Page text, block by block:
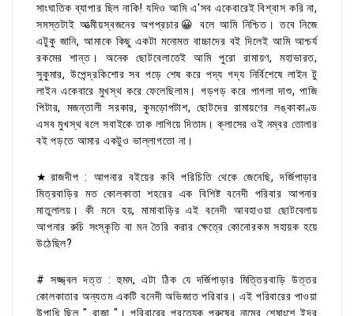
সাংঘাতিক ব্যাপার ছিল নাকি! যদিও আমি এ'সব একেবারেই বিশ্বাস করি না,
সমস্তটাই আত্মীয়স্বজনের অপপ্রচার😀 বলে আমি নিশ্চিত। তবে নিজে
এটুকু জানি, আমাকে কিছু একটা মনোমত বাচ্চাদের বই দিলেই আমি আশ্চর্য
রকমের শান্ত। অনেক ছোটবেলাতেই আমি পুরো রামায়ণ, মহাভারত,
সুকুমার, উপেন্দ্রকিশোর সব পড়ে শেষ করে পদ্য গদ্য নির্বিশেষে লাইন টু
লাইন একেবারে মুখস্থ করে ফেলেছিলাম। গড়গড় করে পাগলা দাশু, পাজি
পিটার, মজন্তালী সরকার, কুমড়োপটাশ, ছোটদের রামায়ণের লঙ্কাকাণ্ড
এসব মুখস্থ বলে সবাইকে তাক লাগিয়ে দিতাম। ক্লাসের ওই নম্বর তোলার
বই পড়তে আমার একটুও ভাল্লাগতো না।
★রাজদীপ : আপনার বইয়ের কবি পরিচিতি থেকে জেনেছি, দর্জিপাড়ার
মিত্রবাড়ির মত কোলকাতা শহরের এক বিশিষ্ট বনেদী পরিবার আপনার
মাতুলালয়। কী মনে হয়, মামাবাড়ির এই বনেদী আবহাওয়া ছোটবেলায়
আপনার রুচি সংস্কৃতি বা মন তৈরি করার ক্ষেত্রে কোনোরকম সহায়ক হয়ে
উঠেছিল?
# সজ্জ্বল দত্ত : হুমম, এটা ঠিক যে দর্জিপাড়ার মিত্তিরবাড়ি উত্তর
কোলকাতার অন্যতম একটি বনেদী অভিজাত পরিবার। এই পরিবারের পাওয়া
উপাধি ছিল " রাজা "। পরিবারের প্রত্যেক পুরুষের নামের শেষাংশে ইন্দ্র